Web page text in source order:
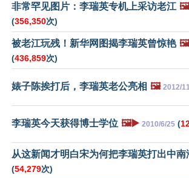
非常罕见图片：李瑞英专机上采访老江 🖼️
(356,350次)
被老江玩残！新华网图揭李瑞英曾惊艳 🖼️
(436,859次)
婊子陈挨打后，李瑞英老公亮相 🖼️ 2012/
李瑞英今天获得博士学位 🖼️▶️ 2010/6/25 (
从这新闻才明白宋为何把李瑞英打出中南
(54,279次)